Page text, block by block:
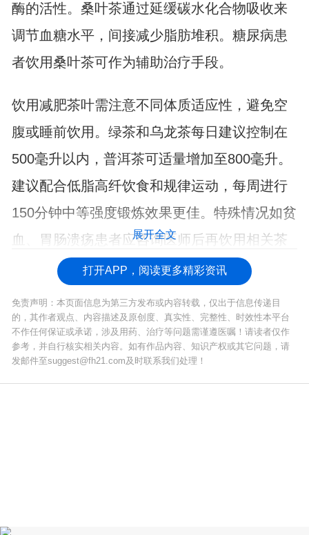
酶的活性。桑叶茶通过延缓碳水化合物吸收来
调节血糖水平，间接减少脂肪堆积。糖尿病患
者饮用桑叶茶可作为辅助治疗手段。
饮用减肥茶叶需注意不同体质适应性，避免空
腹或睡前饮用。绿茶和乌龙茶每日建议控制在
500毫升以内，普洱茶可适量增加至800毫升。
建议配合低脂高纤饮食和规律运动，每周进行
150分钟中等强度锻炼效果更佳。特殊情况如贫
血、胃肠溃疡患者应咨询医师后再饮用相关茶
展开全文
打开APP，阅读更多精彩资讯
免责声明：本页面信息为第三方发布或内容转载，仅出于信息传递目
的，其作者观点、内容描述及原创度、真实性、完整性、时效性本平台
不作任何保证或承诺，涉及用药、治疗等问题需谨遵医嘱！请读者仅作
参考，并自行核实相关内容。如有作品内容、知识产权或其它问题，请
发邮件至suggest@fh21.com及时联系我们处理！